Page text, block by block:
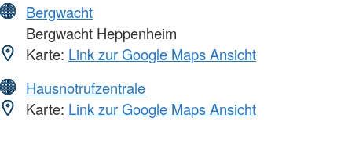
Bergwacht
Bergwacht Heppenheim
Karte: Link zur Google Maps Ansicht
Hausnotrufzentrale
Karte: Link zur Google Maps Ansicht